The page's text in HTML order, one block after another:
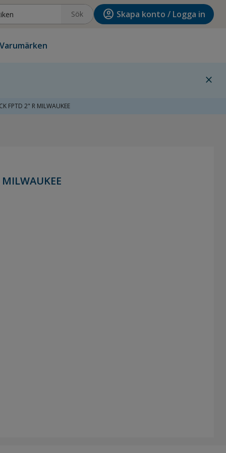
Sök account_circle Skapa konto / Logga in
Varumärken
close
FPTD 2" R MILWAUKEE